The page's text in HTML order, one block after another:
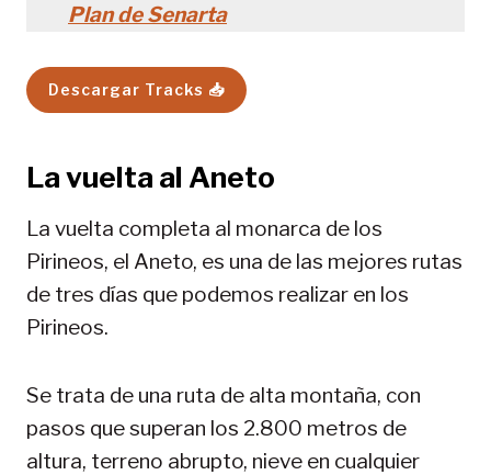
Plan de Senarta
Descargar Tracks 📥
La vuelta al Aneto
La vuelta completa al monarca de los
Pirineos, el Aneto, es una de las mejores rutas
de tres días que podemos realizar en los
Pirineos.
Se trata de una ruta de alta montaña, con
pasos que superan los 2.800 metros de
altura, terreno abrupto, nieve en cualquier